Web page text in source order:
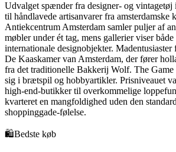
Udvalget spænder fra designer- og vintagetøj
til håndlavede artisanvarer fra amsterdamske
Antiekcentrum Amsterdam samler puljer af
møbler under ét tag, mens gallerier viser
internationale designobjekter. Madentusiaster
De Kaaskamer van Amsterdam, der fører
fra det traditionelle Bakkerij Wolf. The Game
sig i brætspil og hobbyartikler. Prisniveauet
high-end-butikker til overkommelige
kvarteret en mangfoldighed uden den
shoppinggade-følelse.
🛍️Bedste køb